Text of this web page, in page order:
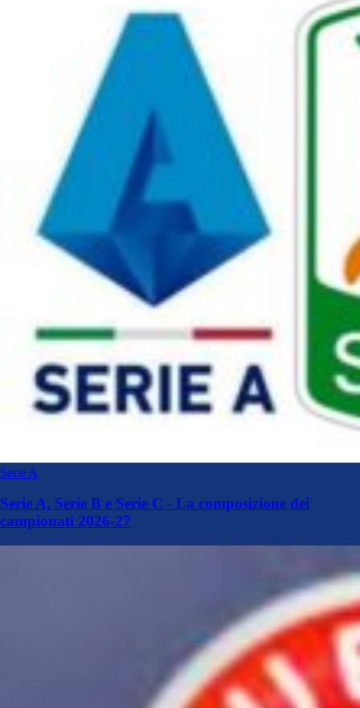
Serie A
Serie A, Serie B e Serie C - La composizione dei
campionati 2026-27